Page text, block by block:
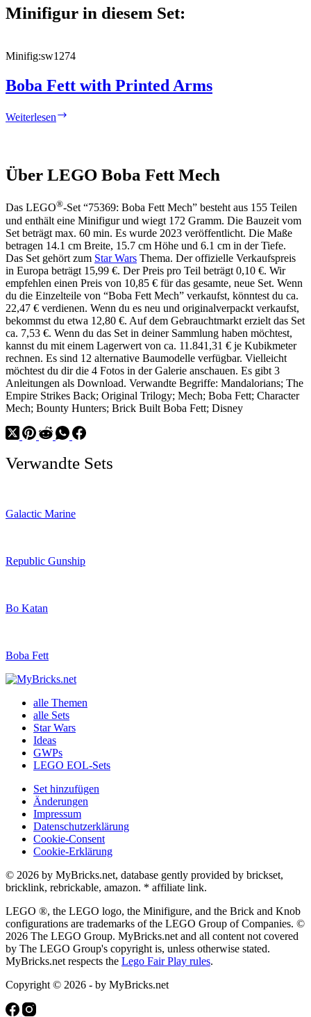
Minifigur in diesem Set:
Minifig:sw1274
Boba Fett with Printed Arms
Weiterlesen
Über LEGO Boba Fett Mech
Das LEGO®-Set “75369: Boba Fett Mech” besteht aus 155 Teilen
und enthält eine Minifigur und wiegt 172 Gramm. Die Bauzeit vom
Set beträgt max. 60 min. Es wurde 2023 veröffentlicht. Die Maße
betragen 14.1 cm Breite, 15.7 cm Höhe und 6.1 cm in der Tiefe.
Das Set gehört zum Star Wars Thema. Der offizielle Verkaufspreis
in Europa beträgt 15,99 €. Der Preis pro Teil beträgt 0,10 €. Wir
empfehlen einen Preis von 10,85 € für das gesamte, neue Set. Wenn
du die Einzelteile von “Boba Fett Mech” verkaufst, könntest du ca.
22,47 € verdienen. Wenn du es neu und originalverpackt verkaufst,
bekommst du etwa 12,80 €. Auf dem Gebrauchtmarkt erzielt das Set
ca. 7,53 €. Wenn du das Set in deiner Sammlung haben möchtest,
kannst du mit einem Lagerwert von ca. 11.841,31 € je Kubikmeter
rechnen. Es sind 12 alternative Baumodelle verfügbar. Vielleicht
möchtest du dir die 4 Fotos in der Galerie anschauen. Es gibt 3
Anleitungen als Download. Verwandte Begriffe: Mandalorians; The
Empire Strikes Back; Original Trilogy; Mech; Boba Fett; Character
Mech; Bounty Hunters; Brick Built Boba Fett; Disney
Verwandte Sets
Galactic Marine
Republic Gunship
Bo Katan
Boba Fett
alle Themen
alle Sets
Star Wars
Ideas
GWPs
LEGO EOL-Sets
Set hinzufügen
Änderungen
Impressum
Datenschutzerklärung
Cookie-Consent
Cookie-Erklärung
© 2026 by MyBricks.net, database gently provided by brickset,
bricklink, rebrickable, amazon. * affiliate link.
LEGO ®, the LEGO logo, the Minifigure, and the Brick and Knob
configurations are trademarks of the LEGO Group of Companies. ©
2026 The LEGO Group. MyBricks.net and all content not covered
by The LEGO Group's copyright is, unless otherwise stated.
MyBricks.net respects the Lego Fair Play rules.
Copyright © 2026 - by MyBricks.net